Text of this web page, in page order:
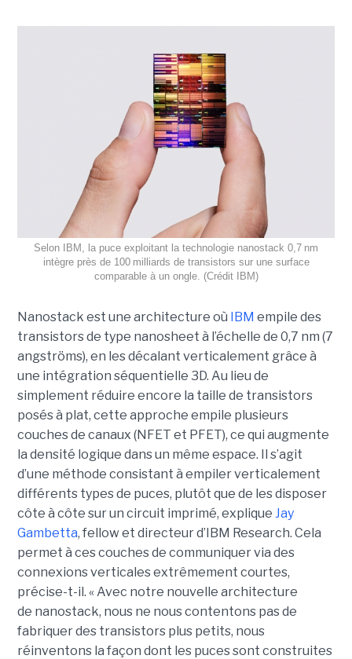
Selon IBM, la puce exploitant la technologie nanostack 0,7 nm
intègre près de 100 milliards de transistors sur une surface
comparable à un ongle. (Crédit IBM)
Nanostack est une architecture où IBM empile des
transistors de type nanosheet à l’échelle de 0,7 nm (7
angströms), en les décalant verticalement grâce à
une intégration séquentielle 3D. Au lieu de
simplement réduire encore la taille de transistors
posés à plat, cette approche empile plusieurs
couches de canaux (NFET et PFET), ce qui augmente
la densité logique dans un même espace. Il s’agit
d’une méthode consistant à empiler verticalement
différents types de puces, plutôt que de les disposer
côte à côte sur un circuit imprimé, explique Jay
Gambetta, fellow et directeur d’IBM Research. Cela
permet à ces couches de communiquer via des
connexions verticales extrêmement courtes,
précise-t-il. « Avec notre nouvelle architecture
de nanostack, nous ne nous contentons pas de
fabriquer des transistors plus petits, nous
réinventons la façon dont les puces sont construites